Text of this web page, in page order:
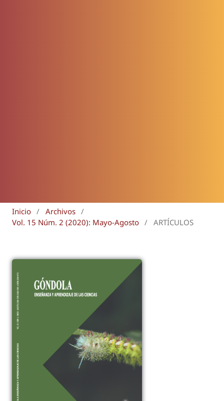
Inicio / Archivos /
Vol. 15 Núm. 2 (2020): Mayo-Agosto / ARTÍCULOS